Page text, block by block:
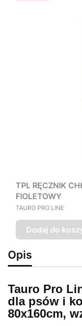
TPL RĘCZNIK
FIOLETOWY
PRODUCENT
TAURO PRO LINE
Dodaj do
Opis
Tauro Pro
dla psów i
80x160cm,